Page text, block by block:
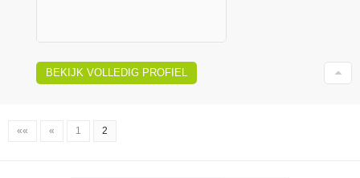
BEKIJK VOLLEDIG PROFIEL
«« « 1 2